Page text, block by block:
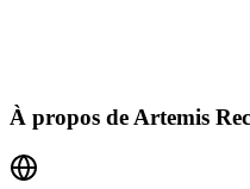
À propos deArtemis